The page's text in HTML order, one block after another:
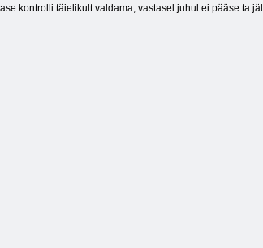
kontrolli täielikult valdama, vastasel juhul ei pääse ta